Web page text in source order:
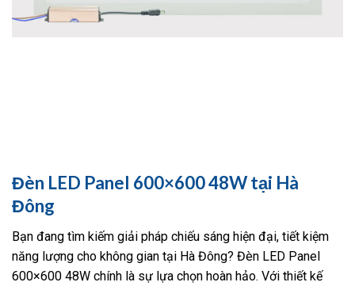
Đèn LED Panel 600×600 48W tại Hà
Đông
Bạn đang tìm kiếm giải pháp chiếu sáng hiện đại, tiết kiệm
năng lượng cho không gian tại Hà Đông? Đèn LED Panel
600×600 48W chính là sự lựa chọn hoàn hảo. Với thiết kế